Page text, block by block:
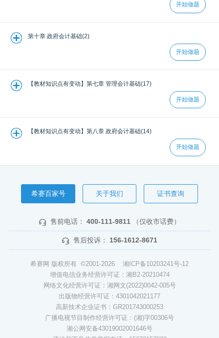
开始做题
第十章 政府会计基础(2)
开始做题
【教材知识点有变动】第七章 管理会计基础(17)
开始做题
【教材知识点有变动】第八章 政府会计基础(14)
开始做题
希赛百家号 关于我们 证书查询
售前电话： 400-111-9811 （仅收市话费）
售后投诉： 156-1612-8671
希赛网 版权所有 ©2001-2026 湘ICP备10203241号-12
增值电信业务经营许可证：湘B2-20210474
网络文化经营许可证：湘网文(2022)0042-005号
出版物经营许可证：4301042021177
高新技术企业证书：GR201743000253
广播电视节目制作经营许可证：(湘)字00306号
湘公网安备43019002001646号